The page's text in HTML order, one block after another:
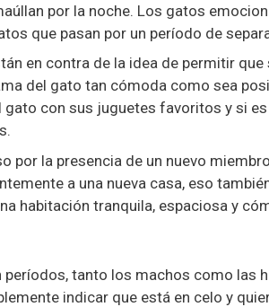
por la noche. Los gatos
que pasan por un período de
en contra de la idea de permitir
del gato tan cómoda como sea
gato con sus juguetes favoritos y si
por la presencia de un nuevo
a una nueva casa, eso
habitación tranquila, espaciosa y
tanto los machos como las
indicar que está en celo y